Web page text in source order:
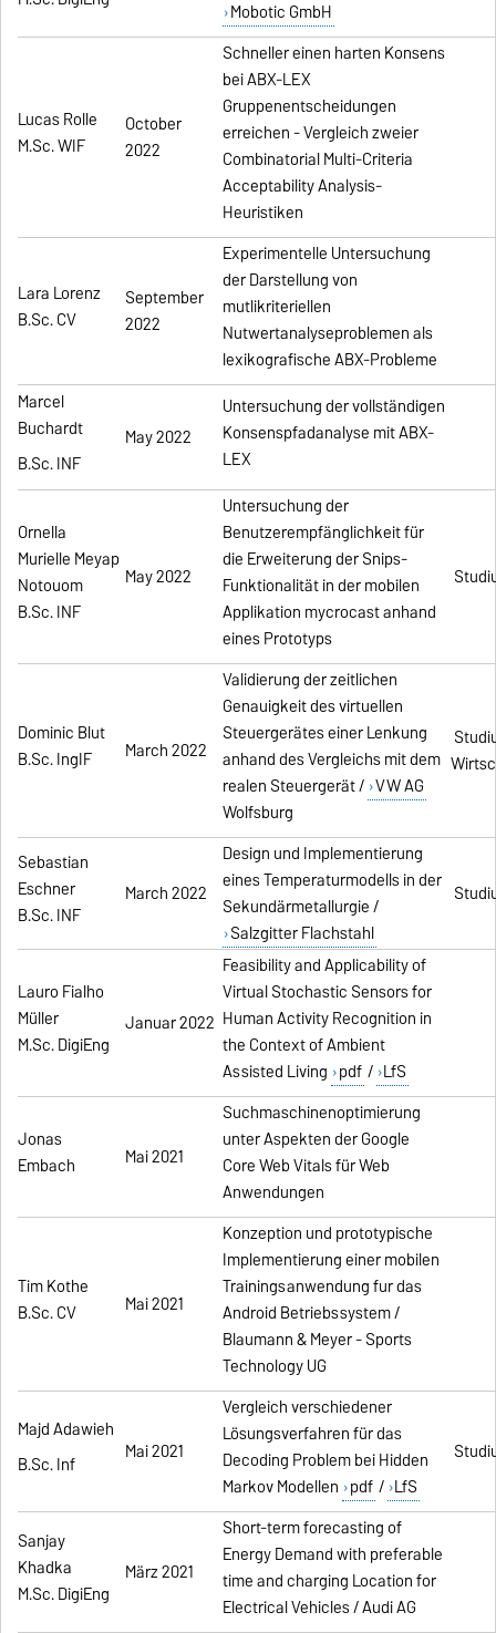
Mobotic GmbH
Lucas Rolle
M.Sc. WIF
October
2022
Schneller einen harten Konsens
bei ABX-LEX
Gruppenentscheidungen
erreichen - Vergleich zweier
Combinatorial Multi-Criteria
Acceptability Analysis-
Heuristiken
Lara Lorenz
B.Sc. CV
September
2022
Experimentelle Untersuchung
der Darstellung von
mutlikriteriellen
Nutwertanalyseproblemen als
lexikografische ABX-Probleme
Marcel
Buchardt
B.Sc. INF
May 2022
Untersuchung der vollständigen
Konsenspfadanalyse mit ABX-
LEX
Ornella
Murielle Meyap
Notouom
B.Sc. INF
May 2022
Untersuchung der
Benutzerempfänglichkeit für
die Erweiterung der Snips-
Funktionalität in der mobilen
Applikation mycrocast anhand
eines Prototyps
Dominic Blut
B.Sc. IngIF
March 2022
Validierung der zeitlichen
Genauigkeit des virtuellen
Steuergerätes einer Lenkung
anhand des Vergleichs mit dem
realen Steuergerät / VW AG
Wolfsburg
Sebastian
Eschner
B.Sc. INF
March 2022
Design und Implementierung
eines Temperaturmodells in der
Sekundärmetallurgie /
Salzgitter Flachstahl
Lauro Fialho
Müller
M.Sc. DigiEng
Januar 2022
Feasibility and Applicability of
Virtual Stochastic Sensors for
Human Activity Recognition in
the Context of Ambient
Assisted Living pdf / LfS
Jonas
Embach
Mai 2021
Suchmaschinenoptimierung
unter Aspekten der Google
Core Web Vitals für Web
Anwendungen
Tim Kothe
B.Sc. CV
Mai 2021
Konzeption und prototypische
Implementierung einer mobilen
Trainingsanwendung fur das
Android Betriebssystem /
Blaumann & Meyer - Sports
Technology UG
Majd Adawieh
B.Sc. Inf
Mai 2021
Vergleich verschiedener
Lösungsverfahren für das
Decoding Problem bei Hidden
Markov Modellen pdf / LfS
Sanjay
Khadka
M.Sc. DigiEng
März 2021
Short-term forecasting of
Energy Demand with preferable
time and charging Location for
Electrical Vehicles / Audi AG